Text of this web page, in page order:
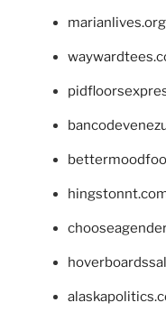
marianlives.org